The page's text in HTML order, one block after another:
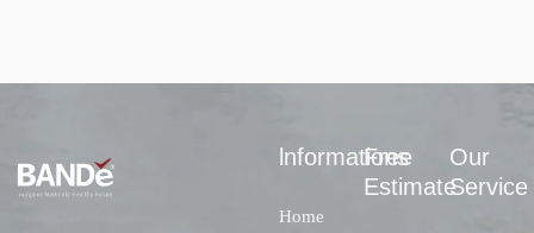
lnformations
Home
Free
Estimate
Our
Service